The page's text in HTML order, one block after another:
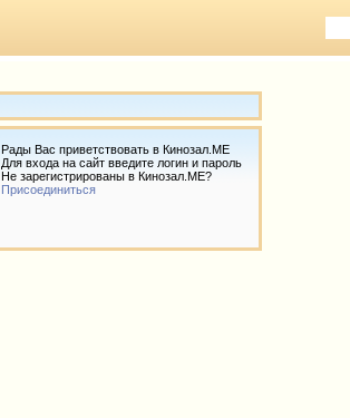
Рады Вас приветствовать в Кинозал.МЕ
Для входа на сайт введите логин и пароль
Не зарегистрированы в Кинозал.МЕ?
Присоединиться